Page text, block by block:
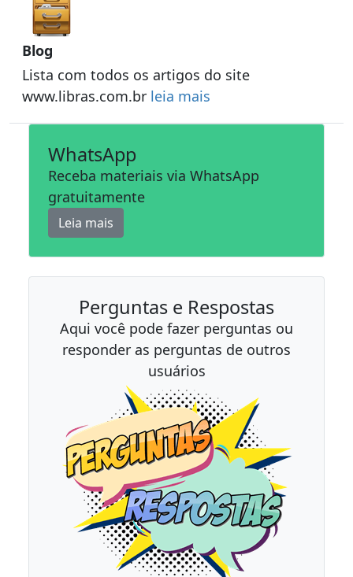
Blog
Lista com todos os artigos do site
www.libras.com.br leia mais
WhatsApp
Receba materiais via WhatsApp
gratuitamente
Leia mais
Perguntas e Respostas
Aqui você pode fazer perguntas ou
responder as perguntas de outros
usuários